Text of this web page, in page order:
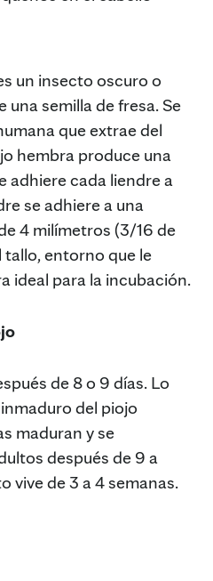
un insecto oscuro o
una semilla de fresa. Se
que extrae del
hembra produce una
adhiere cada liendre a
se adhiere a una
4 milímetros (3/16 de
tallo, entorno que le
ideal para la incubación.
de 8 o 9 días. Lo
del piojo
maduran y se
después de 9 a
vive de 3 a 4 semanas.